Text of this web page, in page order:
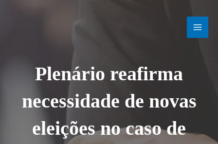
Plenário reafirma
necessidade de novas
eleições no caso de